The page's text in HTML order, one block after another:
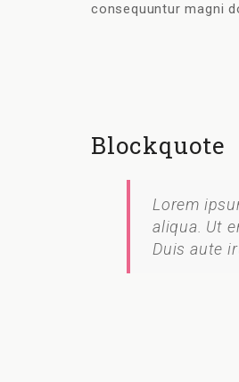
consequuntur magni
Blockquote
Lorem
aliqua. Ut
Duis aute